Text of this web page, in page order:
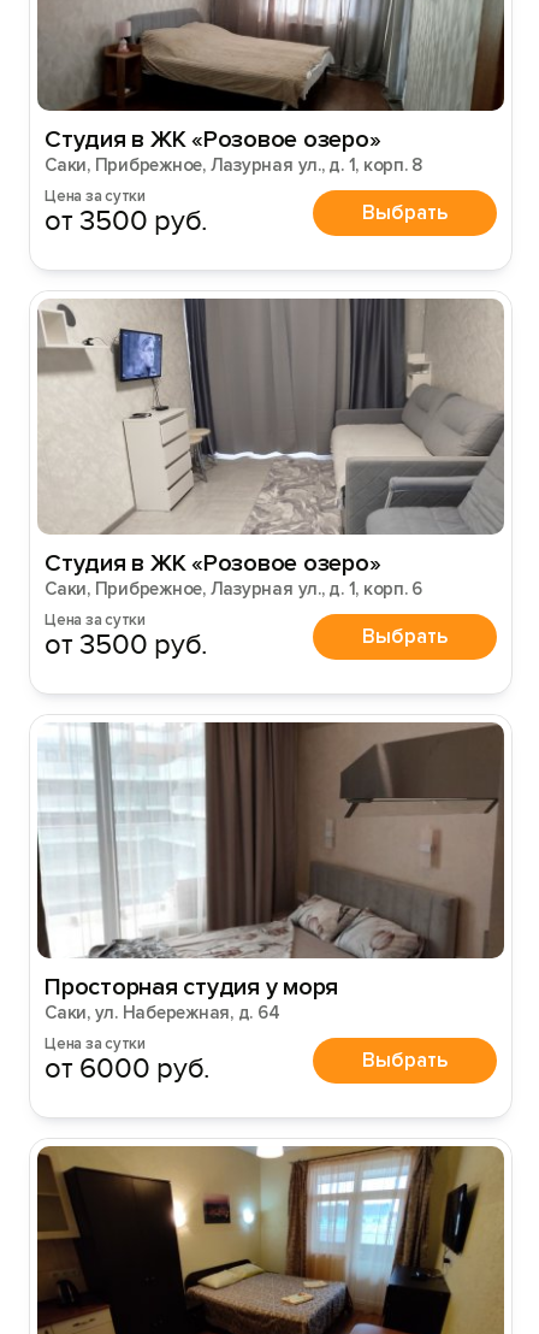
Студия в ЖК «Розовое озеро»
Саки, Прибрежное, Лазурная ул., д. 1, корп. 8
Цена за сутки
от 3500 руб. Выбрать
Студия в ЖК «Розовое озеро»
Саки, Прибрежное, Лазурная ул., д. 1, корп. 6
Цена за сутки
от 3500 руб. Выбрать
Просторная студия у моря
Саки, ул. Набережная, д. 64
Цена за сутки
от 6000 руб. Выбрать
Войти илиЗарегистрироваться